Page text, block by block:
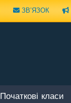
ЗВ’ЯЗОК
Початкові класи